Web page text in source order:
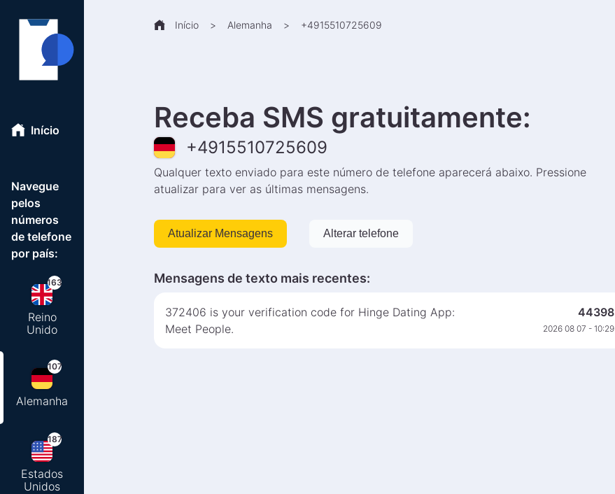
Início
Navegue
pelos
números
de telefone
por país:
163
Reino
Unido
107
Alemanha
187
Estados
Unidos
Início > Alemanha > +4915510725609
Receba SMS gratuitamente:
+4915510725609
Qualquer texto enviado para este número de telefone aparecerá abaixo. Pressione
atualizar para ver as últimas mensagens.
Atualizar Mensagens Alterar telefone
Mensagens de texto mais recentes:
372406 is your verification code for Hinge Dating App:
Meet People.
44398
2026 08 07 - 10:29